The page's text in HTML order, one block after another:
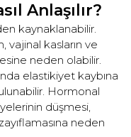
Anlaşılır?
kaynaklanabilir.
kasların ve
neden olabilir.
elastikiyet kaybına
Hormonal
düşmesi,
neden